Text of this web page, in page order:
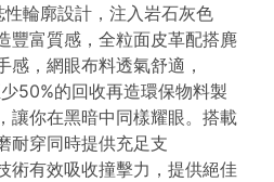
輪廓設計，注入岩石灰色
豐富質感，全粒面皮革配搭麂
感，網眼布料透氣舒適，
50%的回收再造環保物料製
讓你在黑暗中同樣耀眼。搭載
耐穿同時提供充足支
術有效吸收撞擊力，提供絕佳